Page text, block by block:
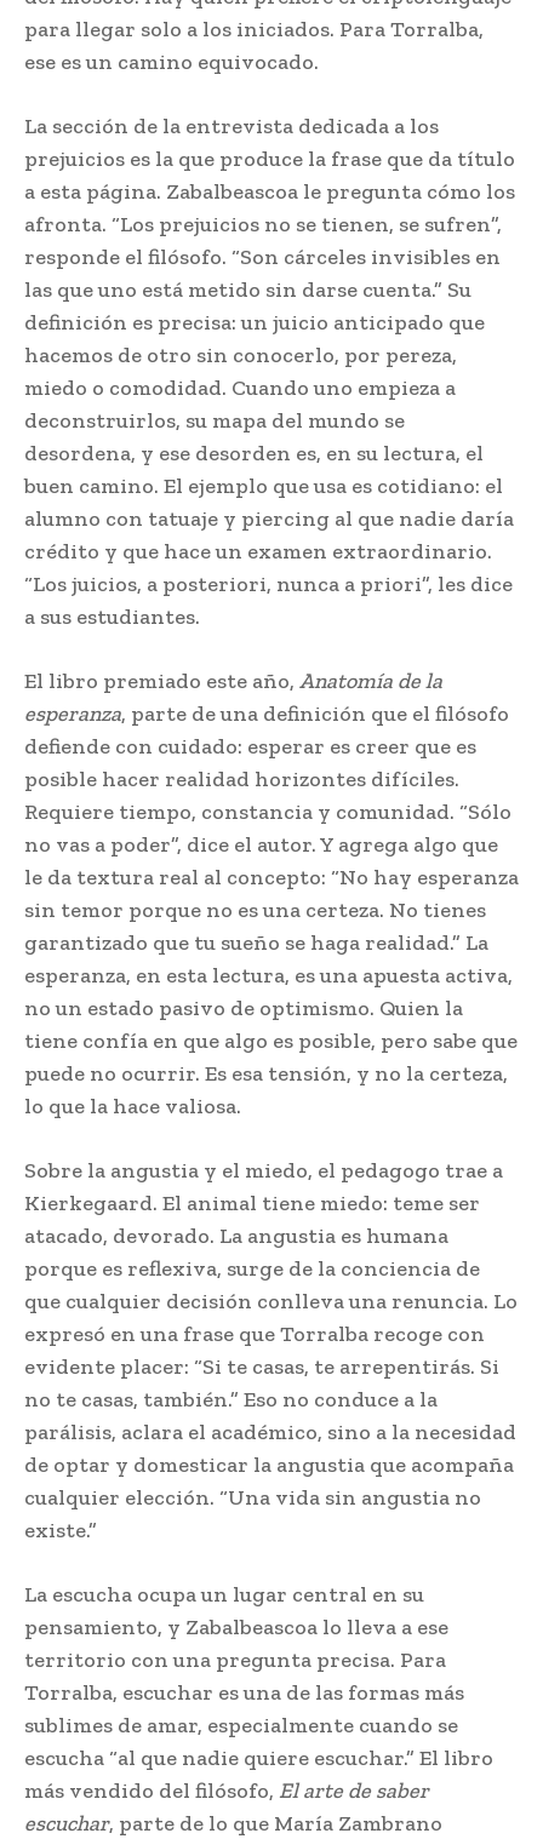
para llegar solo a los iniciados. Para Torralba,
ese es un camino equivocado.
La sección de la entrevista dedicada a los
prejuicios es la que produce la frase que da título
a esta página. Zabalbeascoa le pregunta cómo los
afronta. “Los prejuicios no se tienen, se sufren”,
responde el filósofo. “Son cárceles invisibles en
las que uno está metido sin darse cuenta.” Su
definición es precisa: un juicio anticipado que
hacemos de otro sin conocerlo, por pereza,
miedo o comodidad. Cuando uno empieza a
deconstruirlos, su mapa del mundo se
desordena, y ese desorden es, en su lectura, el
buen camino. El ejemplo que usa es cotidiano: el
alumno con tatuaje y piercing al que nadie daría
crédito y que hace un examen extraordinario.
“Los juicios, a posteriori, nunca a priori”, les dice
a sus estudiantes.
El libro premiado este año, Anatomía de la
esperanza, parte de una definición que el filósofo
defiende con cuidado: esperar es creer que es
posible hacer realidad horizontes difíciles.
Requiere tiempo, constancia y comunidad. “Sólo
no vas a poder”, dice el autor. Y agrega algo que
le da textura real al concepto: “No hay esperanza
sin temor porque no es una certeza. No tienes
garantizado que tu sueño se haga realidad.” La
esperanza, en esta lectura, es una apuesta activa,
no un estado pasivo de optimismo. Quien la
tiene confía en que algo es posible, pero sabe que
puede no ocurrir. Es esa tensión, y no la certeza,
lo que la hace valiosa.
Sobre la angustia y el miedo, el pedagogo trae a
Kierkegaard. El animal tiene miedo: teme ser
atacado, devorado. La angustia es humana
porque es reflexiva, surge de la conciencia de
que cualquier decisión conlleva una renuncia. Lo
expresó en una frase que Torralba recoge con
evidente placer: “Si te casas, te arrepentirás. Si
no te casas, también.” Eso no conduce a la
parálisis, aclara el académico, sino a la necesidad
de optar y domesticar la angustia que acompaña
cualquier elección. “Una vida sin angustia no
existe.”
La escucha ocupa un lugar central en su
pensamiento, y Zabalbeascoa lo lleva a ese
territorio con una pregunta precisa. Para
Torralba, escuchar es una de las formas más
sublimes de amar, especialmente cuando se
escucha “al que nadie quiere escuchar.” El libro
más vendido del filósofo, El arte de saber
escuchar, parte de lo que María Zambrano